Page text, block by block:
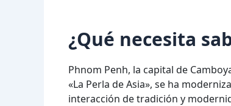
¿Qué necesita
Phnom Penh, la capital de
«La Perla de Asia», se ha
interacción de tradición y